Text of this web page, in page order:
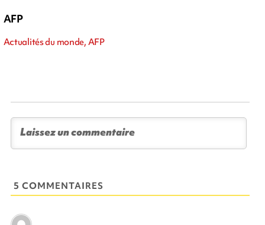
AFP
Actualités du monde, AFP
5 COMMENTAIRES